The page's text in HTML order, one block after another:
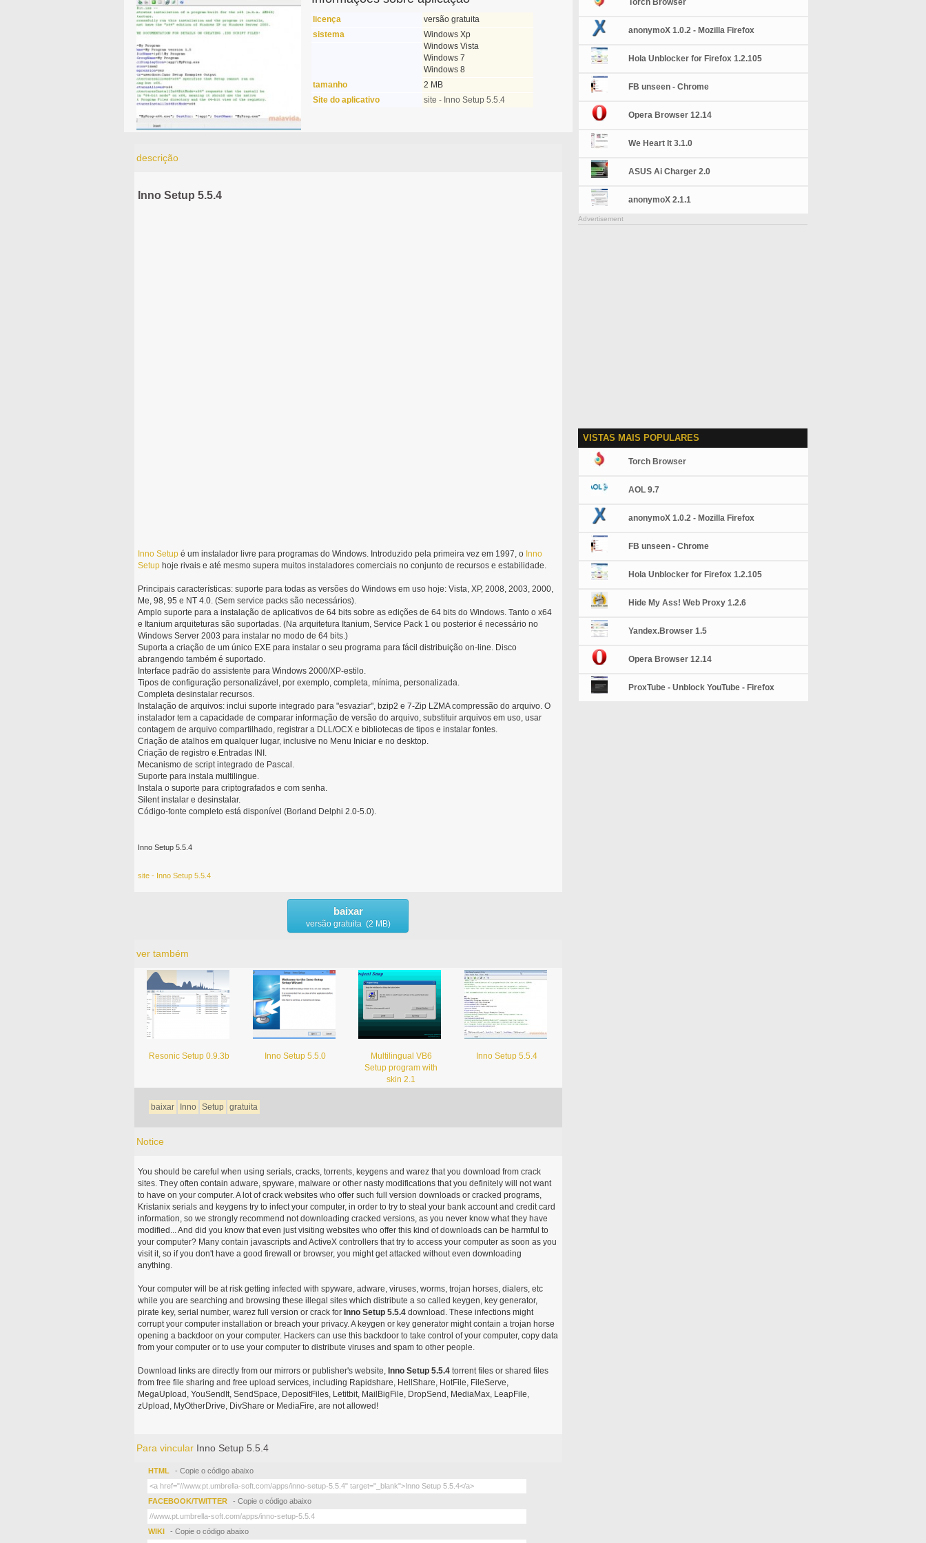
licença
versão gratuita
sistema
Windows Xp
Windows Vista
Windows 7
Windows 8
tamanho
2 MB
Site do aplicativo
site - Inno Setup 5.5.4
descrição
Inno Setup 5.5.4
Inno Setupé um instalador livre para programas do Windows. Introduzido pela primeira vez em 1997, o Inno
Setuphoje rivais e até mesmo supera muitos instaladores comerciais no conjunto de recursos e estabilidade.
Principais características: suporte para todas as versões do Windows em uso hoje: Vista, XP, 2008, 2003, 2000,
Me, 98, 95 e NT 4.0. (Sem service packs são necessários).
Amplo suporte para a instalação de aplicativos de 64 bits sobre as edições de 64 bits do Windows. Tanto o x64
e Itanium arquiteturas são suportadas. (Na arquitetura Itanium, Service Pack 1 ou posterior é necessário no
Windows Server 2003 para instalar no modo de 64 bits.)
Suporta a criação de um único EXE para instalar o seu programa para fácil distribuição on-line. Disco
abrangendo também é suportado.
Interface padrão do assistente para Windows 2000/XP-estilo.
Tipos de configuração personalizável, por exemplo, completa, mínima, personalizada.
Completa desinstalar recursos.
Instalação de arquivos: inclui suporte integrado para "esvaziar", bzip2 e 7-Zip LZMA compressão do arquivo. O
instalador tem a capacidade de comparar informação de versão do arquivo, substituir arquivos em uso, usar
contagem de arquivo compartilhado, registrar a DLL/OCX e bibliotecas de tipos e instalar fontes.
Criação de atalhos em qualquer lugar, inclusive no Menu Iniciar e no desktop.
Criação de registro e.Entradas INI.
Mecanismo de script integrado de Pascal.
Suporte para instala multilingue.
Instala o suporte para criptografados e com senha.
Silent instalar e desinstalar.
Código-fonte completo está disponível (Borland Delphi 2.0-5.0).
Inno Setup 5.5.4
site - Inno Setup 5.5.4
baixar
versão gratuita (2 MB)
ver também
Resonic Setup 0.9.3b Inno Setup 5.5.0
Multilingual VB6
Setup program with
skin 2.1
Inno Setup 5.5.4
baixar Inno Setup gratuita
Notice
You should be careful when using serials, cracks, torrents, keygens and warez that you download from crack
sites. They often contain adware, spyware, malware or other nasty modifications that you definitely will not want
to have on your computer. A lot of crack websites who offer such full version downloads or cracked programs,
Kristanix serials and keygens try to infect your computer, in order to try to steal your bank account and credit card
information, so we strongly recommend not downloading cracked versions, as you never know what they have
modified... And did you know that even just visiting websites who offer this kind of downloads can be harmful to
your computer? Many contain javascripts and ActiveX controllers that try to access your computer as soon as you
visit it, so if you don't have a good firewall or browser, you might get attacked without even downloading
anything.
Your computer will be at risk getting infected with spyware, adware, viruses, worms, trojan horses, dialers, etc
while you are searching and browsing these illegal sites which distribute a so called keygen, key generator,
pirate key, serial number, warez full version or crack for Inno Setup 5.5.4download. These infections might
corrupt your computer installation or breach your privacy. A keygen or key generator might contain a trojan horse
opening a backdoor on your computer. Hackers can use this backdoor to take control of your computer, copy data
from your computer or to use your computer to distribute viruses and spam to other people.
Download links are directly from our mirrors or publisher's website, Inno Setup 5.5.4torrent files or shared files
from free file sharing and free upload services, including Rapidshare, HellShare, HotFile, FileServe,
MegaUpload, YouSendIt, SendSpace, DepositFiles, Letitbit, MailBigFile, DropSend, MediaMax, LeapFile,
zUpload, MyOtherDrive, DivShare or MediaFire, are not allowed!
Para vincular Inno Setup 5.5.4
HTML - Copie o código abaixo
FACEBOOK/TWITTER - Copie o código abaixo
WIKI - Copie o código abaixo
Torch Browser
anonymoX 1.0.2 - Mozilla Firefox
Hola Unblocker for Firefox 1.2.105
FB unseen - Chrome
Opera Browser 12.14
We Heart It 3.1.0
ASUS Ai Charger 2.0
anonymoX 2.1.1
Advertisement
VISTAS MAIS POPULARES
Torch Browser
AOL 9.7
anonymoX 1.0.2 - Mozilla Firefox
FB unseen - Chrome
Hola Unblocker for Firefox 1.2.105
Hide My Ass! Web Proxy 1.2.6
Yandex.Browser 1.5
Opera Browser 12.14
ProxTube - Unblock YouTube - Firefox